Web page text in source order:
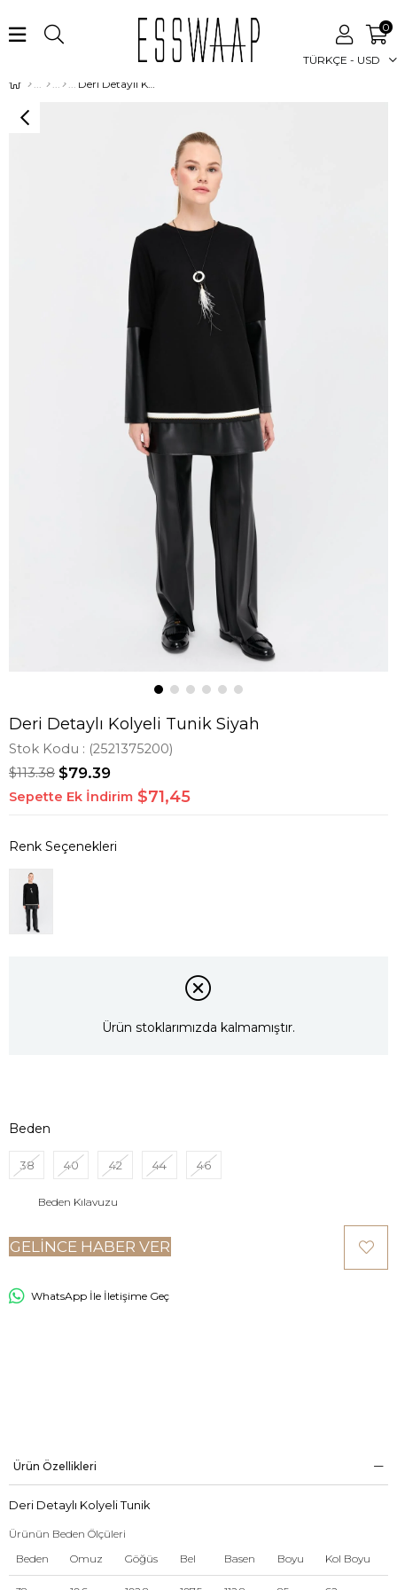
TÜRKÇE - USD
0
Deri Detaylı Kolyeli Tunik Siyah
Deri Detaylı Kolyeli Tunik Siyah
Stok Kodu (2521375200)
$113.38 $79.39
Sepette Ek İndirim $71,45
Ürün stoklarımızda kalmamıştır.
Beden
38 40 42 44 46
Beden Kılavuzu
GELINCE HABER VER
WhatsApp İle İletişime Geç
Ürün Özellikleri
Deri Detaylı Kolyeli Tunik
Ürünün Beden Ölçüleri
Beden
Omuz Göğüs Bel Basen Boyu Kol Boyu